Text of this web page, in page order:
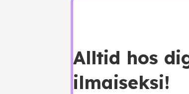
Alltid hos
ilmaiseksi!